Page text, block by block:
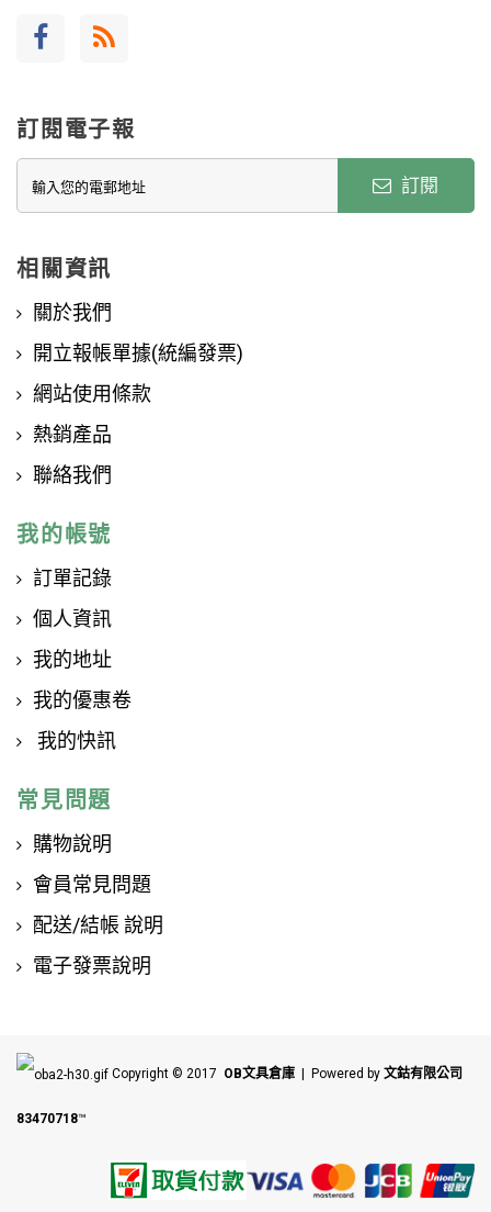
訂閱電子報
訂閱
相關資訊
關於我們
開立報帳單據(統編發票)
網站使用條款
熱銷產品
聯絡我們
我的帳號
訂單記錄
個人資訊
我的地址
我的優惠卷
我的快訊
常見問題
購物說明
會員常見問題
配送/結帳 說明
電子發票說明
Copyright © 2017 OB文具倉庫 | Powered by 文鈷有限公司
83470718™